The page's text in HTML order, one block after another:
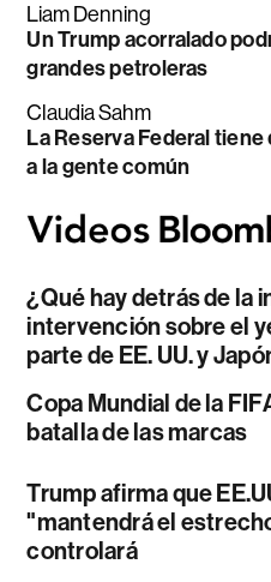
Liam Denning
Un Trump acorralado
grandes petroleras
Claudia Sahm
La Reserva Federal
a la gente común
¿Qué hay detrás de la
intervención sobre el
parte de EE. UU. y
Copa Mundial de la
batalla de las marcas
Trump afirma que
"mantendrá el
controlará